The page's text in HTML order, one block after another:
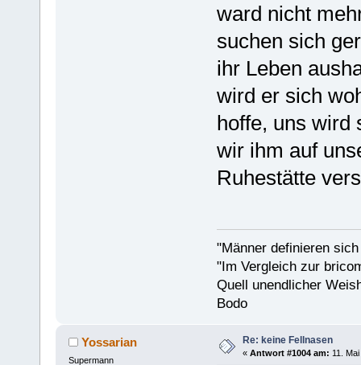
ward nicht
suchen sich
ihr Leben
wird er sich
hoffe, uns wird
wir ihm auf
Ruhestätte
"Männer definieren
"Im Vergleich zur
Quell unendlicher
Bodo
Yossarian
Supermann
Re: keine Fellnasen
« Antwort #1004 am: 11.